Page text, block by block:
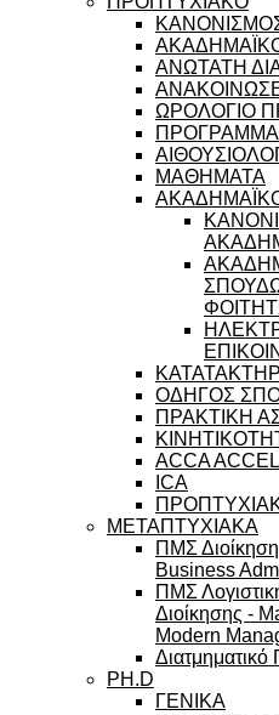
ΑΝΩΤΑΤΗ
ΩΡΟΛΟΓΙΟ
ΠΡΟΓΡΑΜΜΑ
ΜΑΘΗΜΑΤΑ
ΟΔΗΓΟΣ
ΠΡΑΚΤΙΚΗ
ACCA
ICA
ΜΕΤΑΠΤΥΧΙΑΚΑ
ΠΜΣ
Business
ΠΜΣ
Διοίκησης -
Modern
PH.D
ΓΕΝΙΚΑ